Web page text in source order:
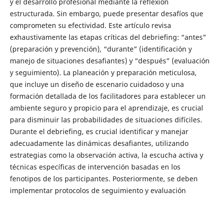
estructurada. Sin embargo, puede presentar desafíos que
comprometen su efectividad. Este artículo revisa
exhaustivamente las etapas críticas del debriefing: “antes”
(preparación y prevención), “durante” (identificación y
manejo de situaciones desafiantes) y “después” (evaluación
y seguimiento). La planeación y preparación meticulosa,
que incluye un diseño de escenario cuidadoso y una
formación detallada de los facilitadores para establecer un
ambiente seguro y propicio para el aprendizaje, es crucial
para disminuir las probabilidades de situaciones difíciles.
Durante el debriefing, es crucial identificar y manejar
adecuadamente las dinámicas desafiantes, utilizando
estrategias como la observación activa, la escucha activa y
técnicas específicas de intervención basadas en los
fenotipos de los participantes. Posteriormente, se deben
implementar protocolos de seguimiento y evaluación